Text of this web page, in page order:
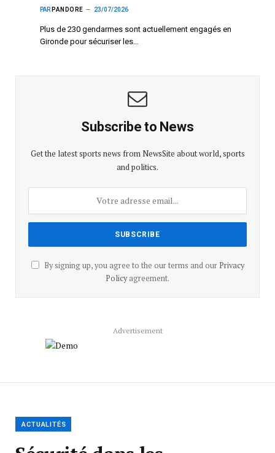
PAR PANDORE 23/07/2026
Plus de 230 gendarmes sont actuellement engagés en
Gironde pour sécuriser les…
Subscribe to News
Get the latest sports news from NewsSite about world, sports
and politics.
By signing up, you agree to the our terms and our Privacy
Policyagreement.
Advertisement
ACTUALITÉS